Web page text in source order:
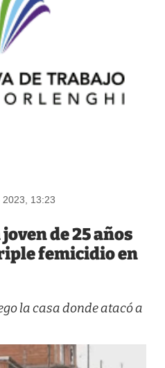
13:23
de 25 años
femicidio en
la casa donde atacó a